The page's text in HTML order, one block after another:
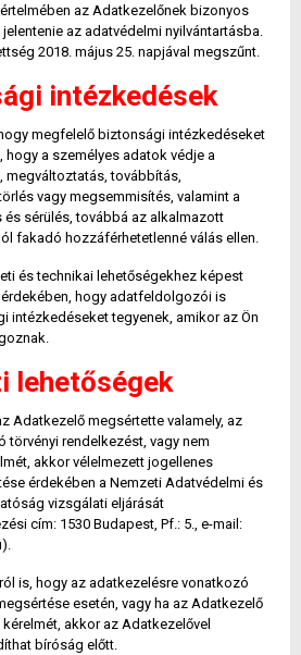
az Adatkezelőnek bizonyos
az adatvédelmi nyilvántartásba.
2018. május 25. napjával megszűnt.
intézkedések
megfelelő biztonsági intézkedéseket
hogy a személyes adatok védje a
továbbítás,
vagy megsemmisítés, valamint a
sérülés, továbbá az alkalmazott
fakadó hozzáférhetetlenné válás ellen.
és technikai lehetőségekhez képest
hogy adatfeldolgozói is
intézkedéseket tegyenek, amikor az Ön
lehetőségek
Adatkezelő megsértette valamely, az
törvényi rendelkezést, vagy nem
akkor vélelmezett jogellenes
érdekében a Nemzeti Adatvédelmi és
vizsgálati eljárását
cím: 1530 Budapest, Pf.: 5., e-mail:
is, hogy az adatkezelésre vonatkozó
esetén, vagy ha az Adatkezelő
akkor az Adatkezelővel
bíróság előtt.